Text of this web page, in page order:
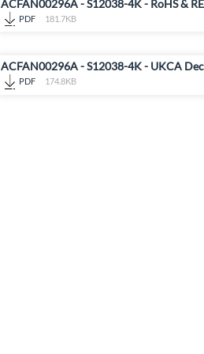
ACFAN00296A - S12038-4K - RoHS &
PDF 181.7KB
ACFAN00296A - S12038-4K - UKCA
PDF 174.8KB